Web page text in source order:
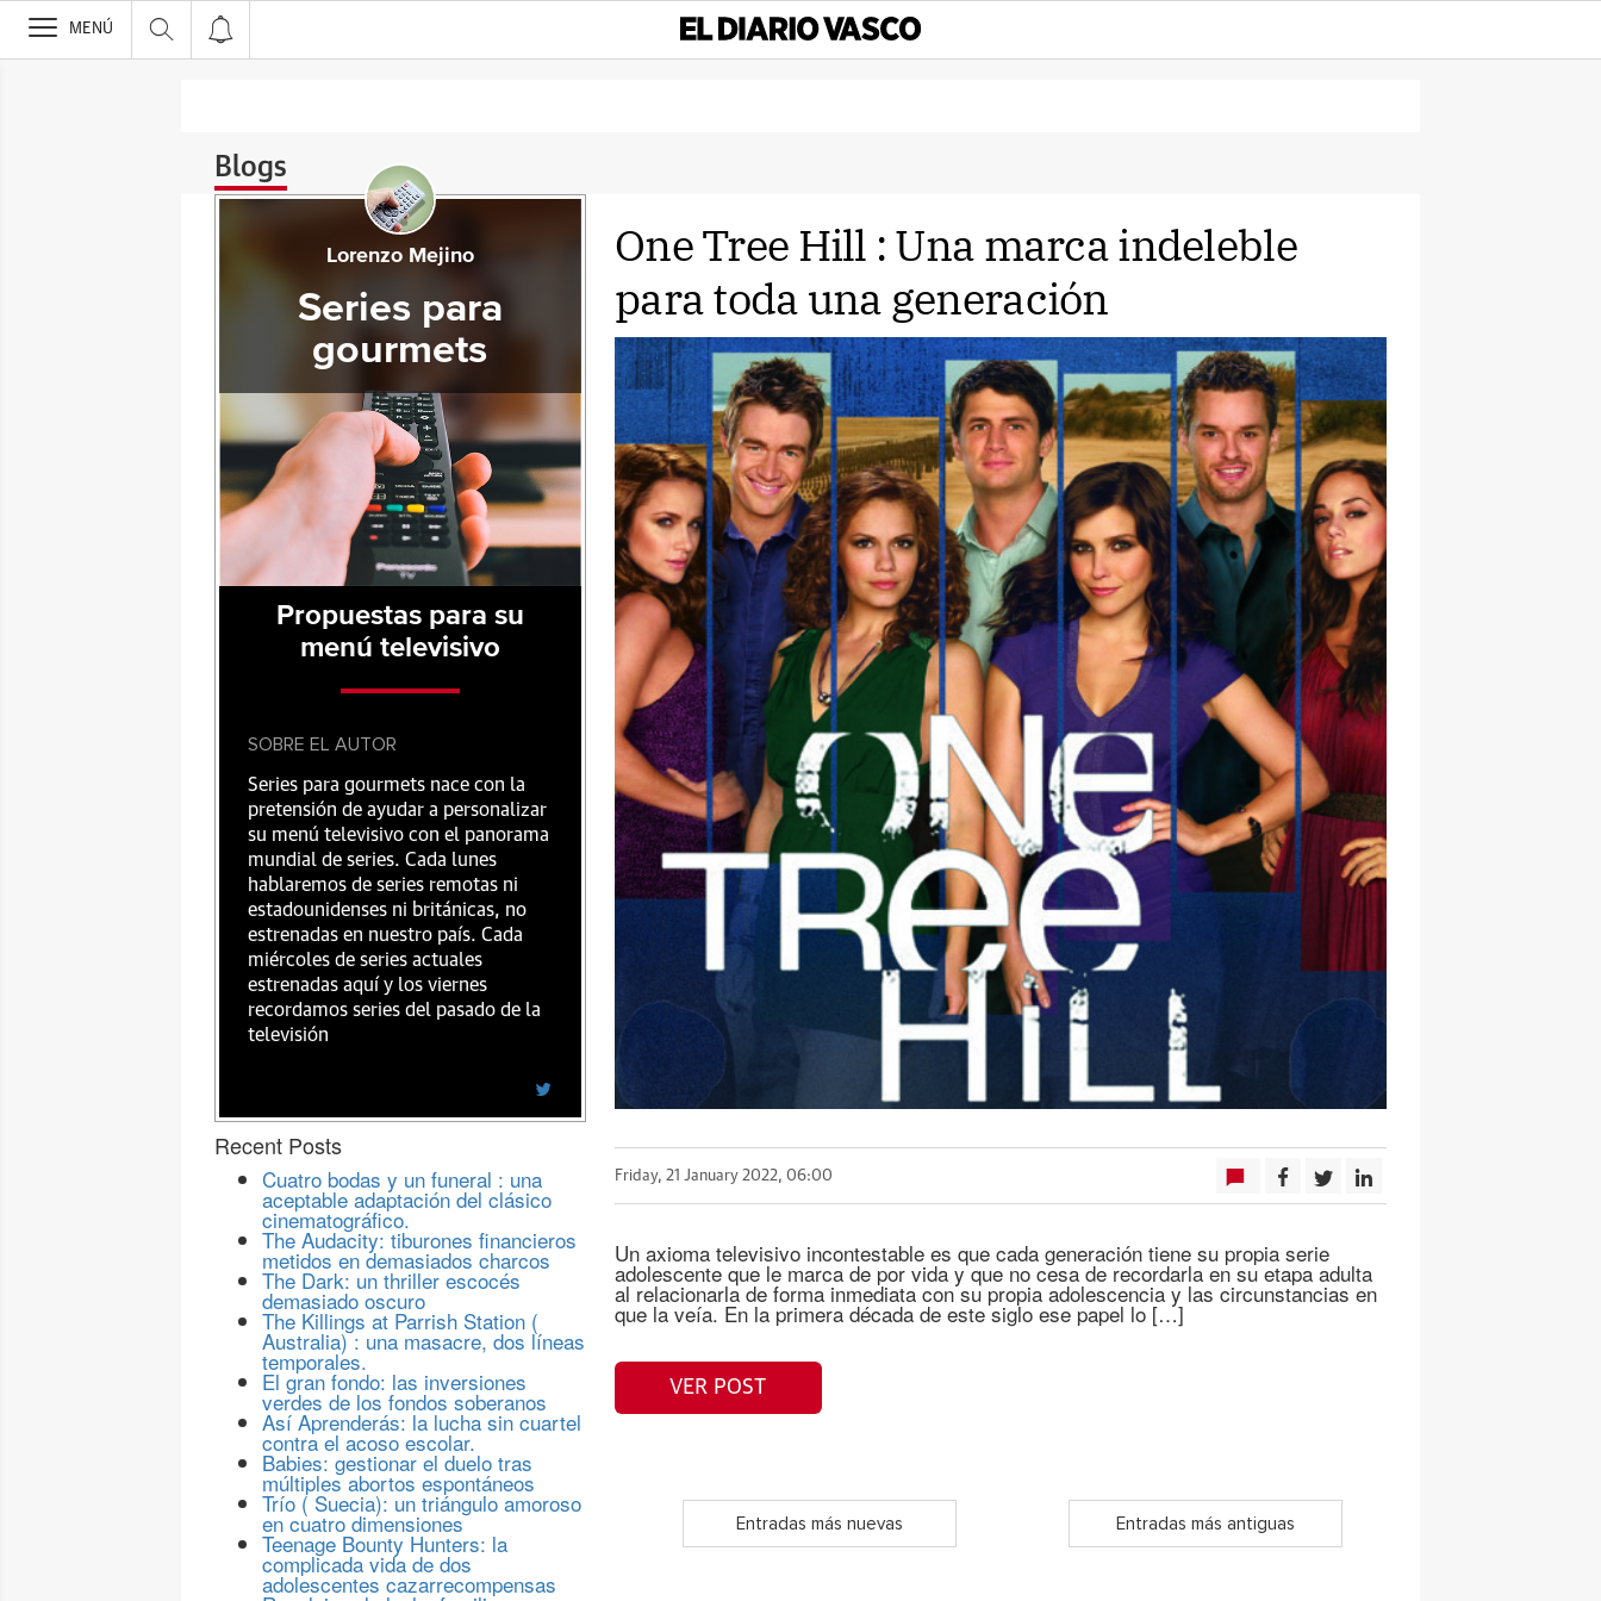
>
MENÚ
Blogs
One Tree Hill : Una marca indeleble
para toda una generación
Friday, 21 January 2022, 06:00
Un axioma televisivo incontestable es que cada generación tiene su propia serie
adolescente que le marca de por vida y que no cesa de recordarla en su etapa adulta
al relacionarla de forma inmediata con su propia adolescencia y las circunstancias en
que la veía. En la primera década de este siglo ese papel lo […]
VER POST
Entradas más nuevas Entradas más antiguas
Lorenzo Mejino
Series para
gourmets
Propuestas para su
menú televisivo
SOBRE EL AUTOR
Series para gourmets nace con la
pretensión de ayudar a personalizar
su menú televisivo con el panorama
mundial de series. Cada lunes
hablaremos de series remotas ni
estadounidenses ni británicas, no
estrenadas en nuestro país. Cada
miércoles de series actuales
estrenadas aquí y los viernes
recordamos series del pasado de la
televisión
Recent Posts
Cuatro bodas y un funeral : una
aceptable adaptación del clásico
cinematográfico.
The Audacity: tiburones financieros
metidos en demasiados charcos
The Dark: un thriller escocés
demasiado oscuro
The Killings at Parrish Station (
Australia) : una masacre, dos líneas
temporales.
El gran fondo: las inversiones
verdes de los fondos soberanos
Así Aprenderás: la lucha sin cuartel
contra el acoso escolar.
Babies: gestionar el duelo tras
múltiples abortos espontáneos
Trío ( Suecia): un triángulo amoroso
en cuatro dimensiones
Teenage Bounty Hunters: la
complicada vida de dos
adolescentes cazarrecompensas